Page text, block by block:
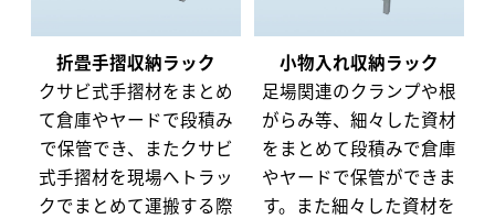
折畳手摺収納ラック
クサビ式手摺材をまとめ
て倉庫やヤードで段積み
で保管でき、またクサビ
式手摺材を現場へトラッ
クでまとめて運搬する際
小物入れ収納ラック
足場関連のクランプや根
がらみ等、細々した資材
をまとめて段積みで倉庫
やヤードで保管ができま
す。また細々した資材を